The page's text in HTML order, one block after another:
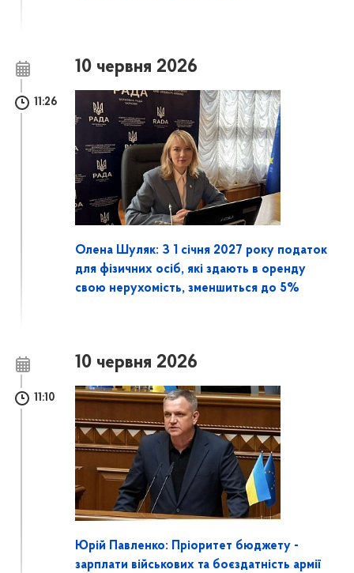
10 червня 2026
11:26
Олена Шуляк: З 1 січня 2027 року податок
для фізичних осіб, які здають в оренду
свою нерухомість, зменшиться до 5%
10 червня 2026
11:10
Юрій Павленко: Пріоритет бюджету -
зарплати військових та боєздатність армії